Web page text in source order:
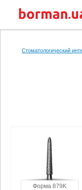
Стоматологический
Форма 879K